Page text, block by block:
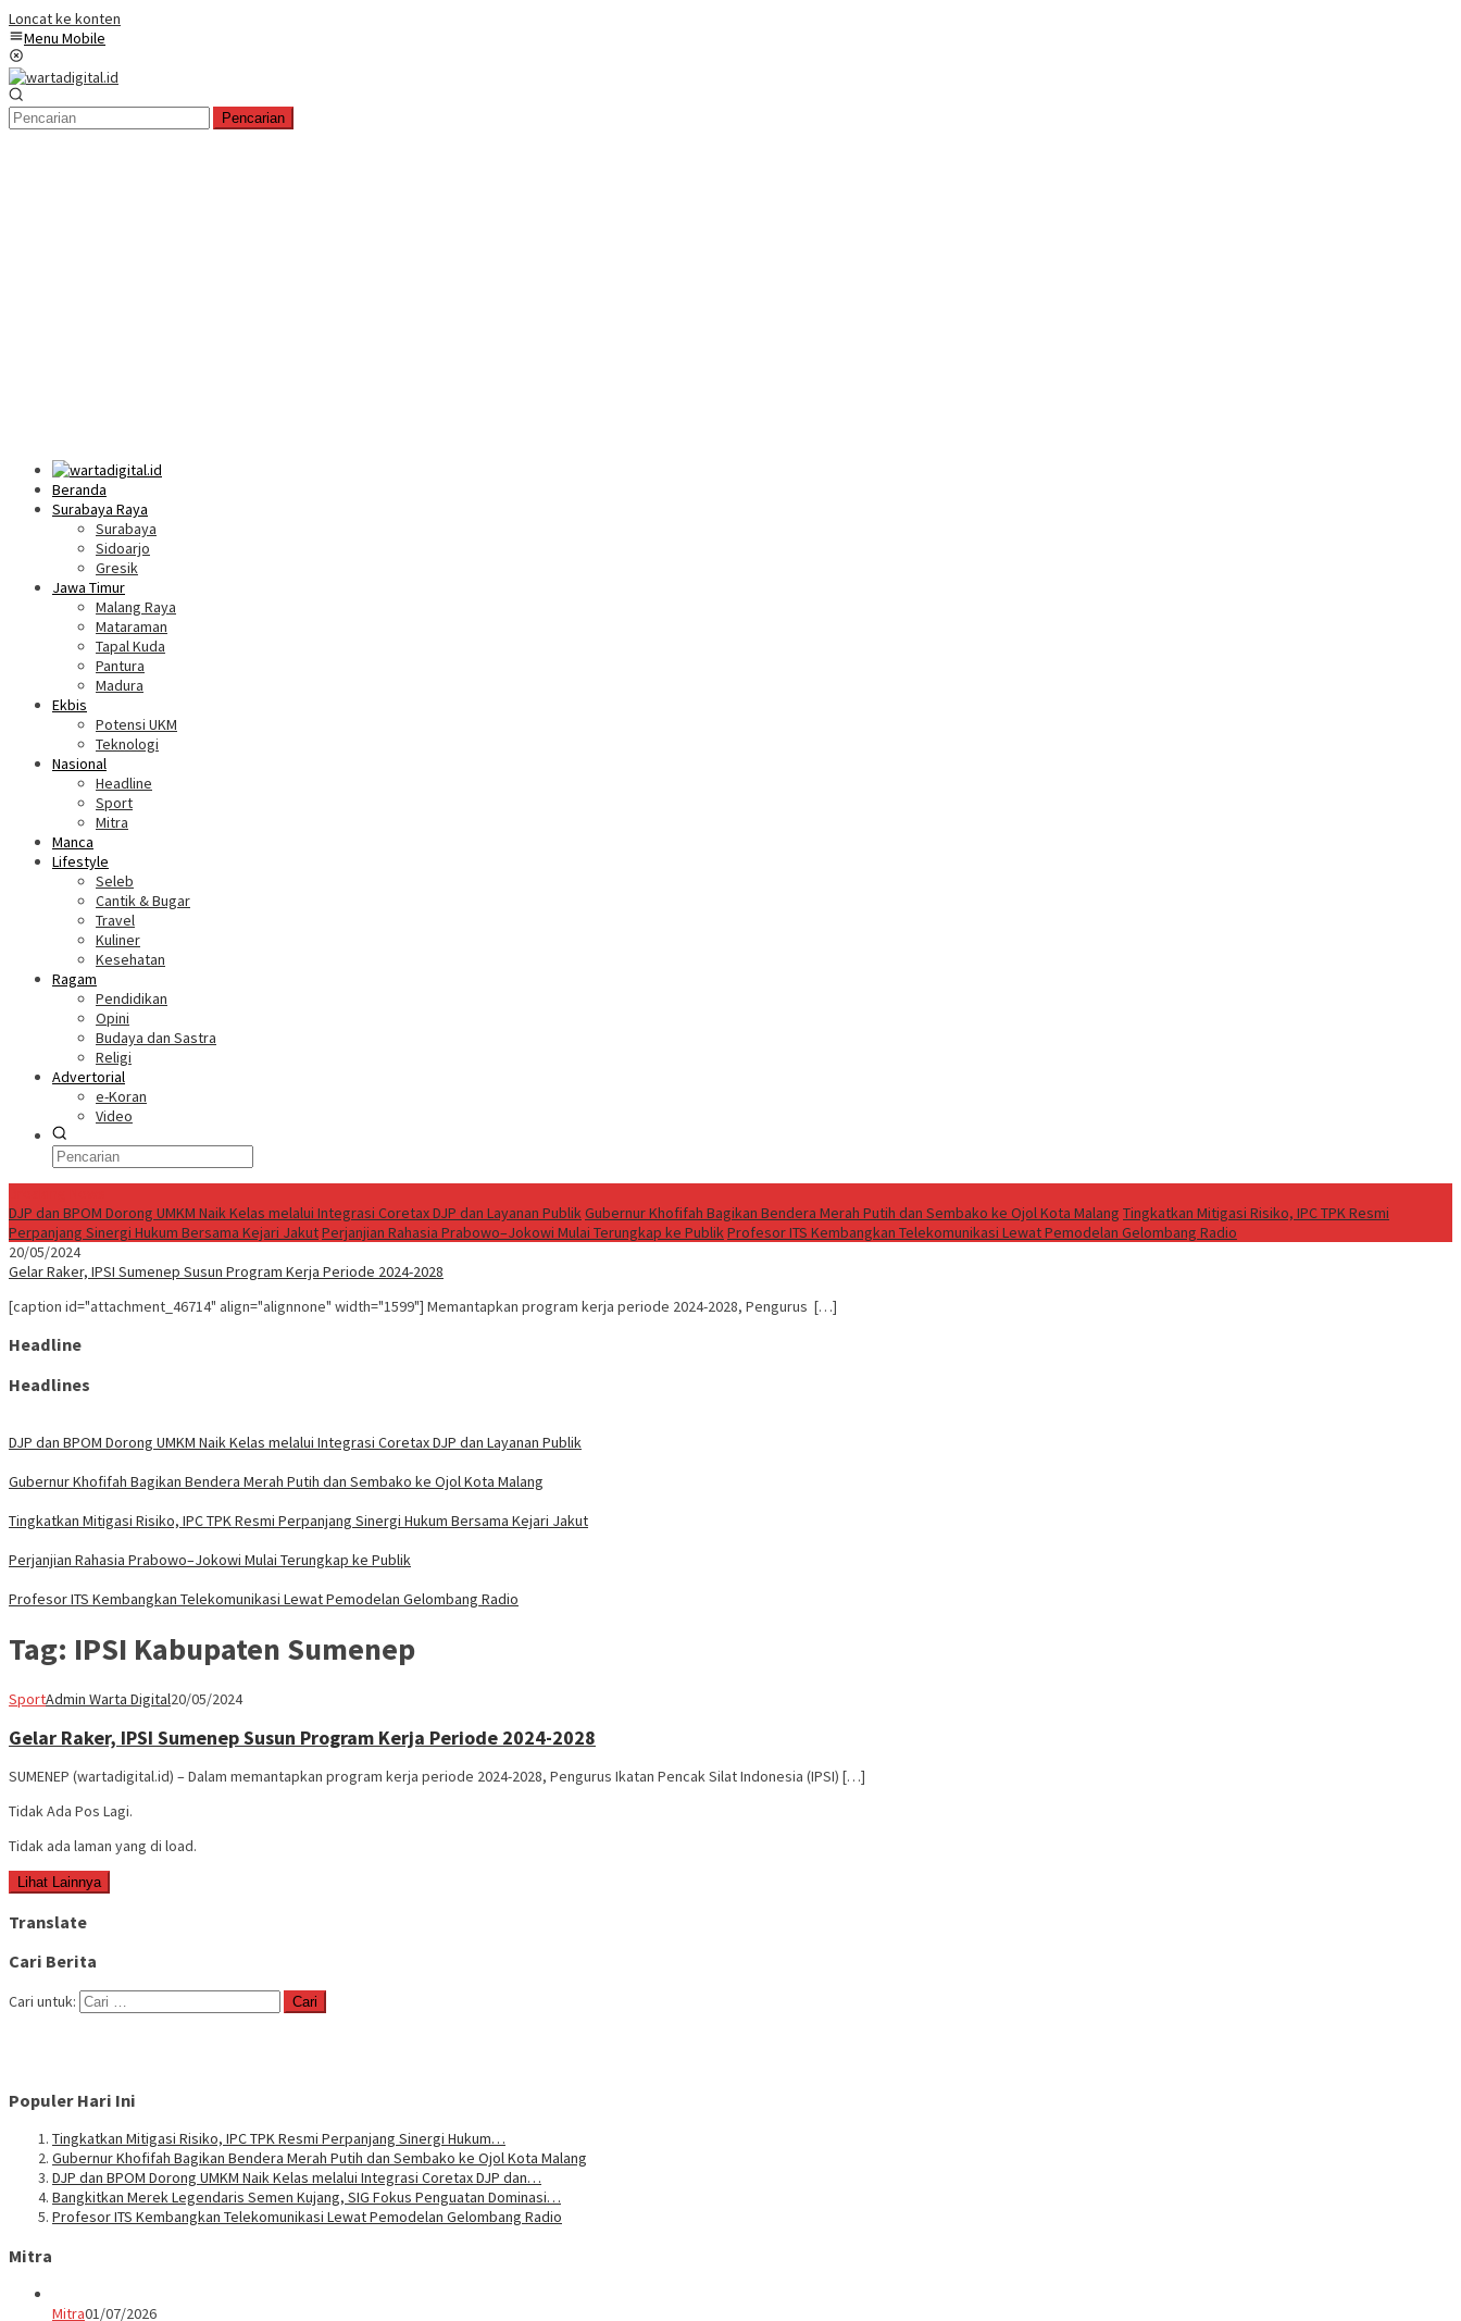
Loncat ke konten
Menu Mobile
Pencarian
Beranda
Surabaya Raya
Surabaya
Sidoarjo
Gresik
Jawa Timur
Malang Raya
Mataraman
Tapal Kuda
Pantura
Madura
Ekbis
Potensi UKM
Teknologi
Nasional
Headline
Sport
Mitra
Manca
Lifestyle
Seleb
Cantik & Bugar
Travel
Kuliner
Kesehatan
Ragam
Pendidikan
Opini
Budaya dan Sastra
Religi
Advertorial
e-Koran
Video
DJP dan BPOM Dorong UMKM Naik Kelas melalui Integrasi Coretax DJP dan Layanan PublikGubernur Khofifah Bagikan Bendera Merah Putih dan Sembako ke Ojol Kota Malang Tingkatkan Mitigasi Risiko, IPC TPK Resmi
Perpanjang Sinergi Hukum Bersama Kejari JakutPerjanjian Rahasia Prabowo–Jokowi Mulai Terungkap ke PublikProfesor ITS Kembangkan Telekomunikasi Lewat Pemodelan Gelombang Radio
20/05/2024
Gelar Raker, IPSI Sumenep Susun Program Kerja Periode 2024-2028
[caption id="attachment_46714" align="alignnone" width="1599"] Memantapkan program kerja periode 2024-2028, Pengurus […]
Headline
Headlines
DJP dan BPOM Dorong UMKM Naik Kelas melalui Integrasi Coretax DJP dan Layanan Publik
Gubernur Khofifah Bagikan Bendera Merah Putih dan Sembako ke Ojol Kota Malang
Tingkatkan Mitigasi Risiko, IPC TPK Resmi Perpanjang Sinergi Hukum Bersama Kejari Jakut
Perjanjian Rahasia Prabowo–Jokowi Mulai Terungkap ke Publik
Profesor ITS Kembangkan Telekomunikasi Lewat Pemodelan Gelombang Radio
Tag: IPSI Kabupaten Sumenep
SportAdmin Warta Digital20/05/2024
Gelar Raker, IPSI Sumenep Susun Program Kerja Periode 2024-2028
SUMENEP (wartadigital.id) – Dalam memantapkan program kerja periode 2024-2028, Pengurus Ikatan Pencak Silat Indonesia (IPSI) […]
Tidak Ada Pos Lagi.
Tidak ada laman yang di load.
Lihat Lainnya
Translate
Cari Berita
Cari untuk:
Populer Hari Ini
Tingkatkan Mitigasi Risiko, IPC TPK Resmi Perpanjang Sinergi Hukum…
Gubernur Khofifah Bagikan Bendera Merah Putih dan Sembako ke Ojol Kota Malang
DJP dan BPOM Dorong UMKM Naik Kelas melalui Integrasi Coretax DJP dan…
Bangkitkan Merek Legendaris Semen Kujang, SIG Fokus Penguatan Dominasi…
Profesor ITS Kembangkan Telekomunikasi Lewat Pemodelan Gelombang Radio
Mitra
Mitra01/07/2026